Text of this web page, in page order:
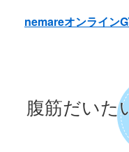
nemareオンライン
腹筋だいた